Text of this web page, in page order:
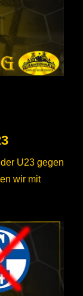
U23 gegen
wir mit